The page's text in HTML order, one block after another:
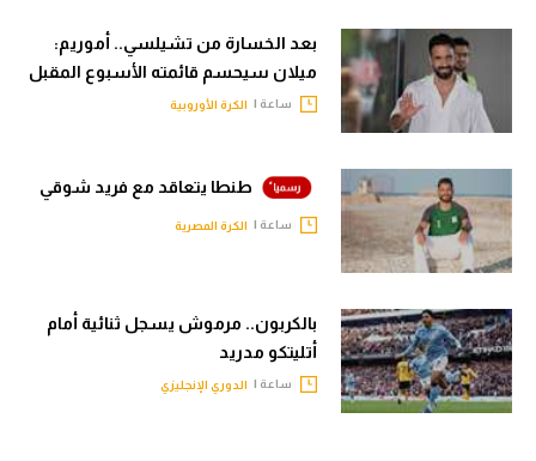
بعد الخسارة من تشيلسي.. أموريم:
ميلان سيحسم قائمته الأسبوع المقبل
ساعة | الكرة الأوروبية
طنطا يتعاقد مع فريد شوقي
ساعة | الكرة المصرية
بالكربون.. مرموش يسجل ثنائية أمام
أتليتكو مدريد
ساعة | الدوري الإنجليزي